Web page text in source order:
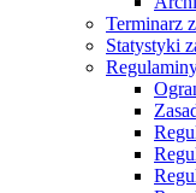
Terminarz
Statystyki